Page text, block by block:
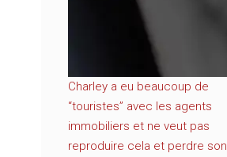
Charley a eu beaucoup de
“touristes” avec les agents
immobiliers et ne veut pas
reproduire cela et perdre son